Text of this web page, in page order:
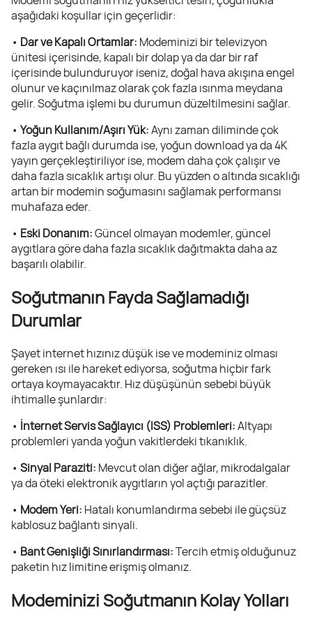
aşağıdaki koşullar için geçerlidir:
• Dar ve Kapalı Ortamlar: Modeminizi bir televizyon
ünitesi içerisinde, kapalı bir dolap ya da dar bir raf
içerisinde bulunduruyor iseniz, doğal hava akışına engel
olunur ve kaçınılmaz olarak çok fazla ısınma meydana
gelir. Soğutma işlemi bu durumun düzeltilmesini sağlar.
• Yoğun Kullanım/Aşırı Yük:Aynı zaman diliminde çok
fazla aygıt bağlı durumda ise, yoğun download ya da 4K
yayın gerçekleştiriliyor ise, modem daha çok çalışır ve
daha fazla sıcaklık artışı olur. Bu yüzden o altında sıcaklığı
artan bir modemin soğumasını sağlamak performansı
muhafaza eder.
• Eski Donanım:Güncel olmayan modemler, güncel
aygıtlara göre daha fazla sıcaklık dağıtmakta daha az
başarılı olabilir.
Soğutmanın Fayda Sağlamadığı
Durumlar
Şayet internet hızınız düşük ise ve modeminiz olması
gereken ısı ile hareket ediyorsa, soğutma hiçbir fark
ortaya koymayacaktır. Hız düşüşünün sebebi büyük
ihtimalle şunlardır:
• İnternet Servis Sağlayıcı (ISS) Problemleri:Altyapı
problemleri yanda yoğun vakitlerdeki tıkanıklık.
• Sinyal Paraziti: Mevcut olan diğer ağlar, mikrodalgalar
ya da öteki elektronik aygıtların yol açtığı parazitler.
• Modem Yeri: Hatalı konumlandırma sebebi ile güçsüz
kablosuz bağlantı sinyali.
• Bant Genişliği Sınırlandırması:Tercih etmiş olduğunuz
paketin hız limitine erişmiş olmanız.
Modeminizi Soğutmanın Kolay Yolları